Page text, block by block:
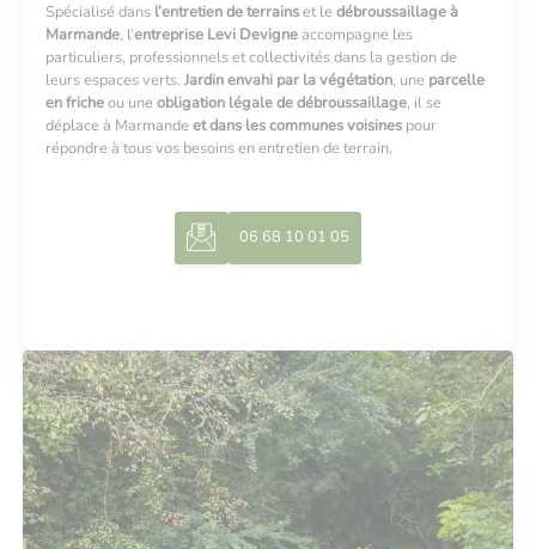
Spécialisé dans l’entretien de terrainset ledébroussaillage à
Marmande, l’entreprise Levi Devigneaccompagne les
particuliers, professionnels et collectivités dans la gestion de
leurs espaces verts.Jardin envahi par la végétation, une parcelle
en fricheou uneobligation légale de débroussaillage, il se
déplace à Marmande et dans les communes voisines pour
répondre à tous vos besoins en entretien de terrain.
06 68 10 01 05